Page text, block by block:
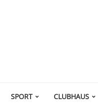
SPORT CLUBHAUS